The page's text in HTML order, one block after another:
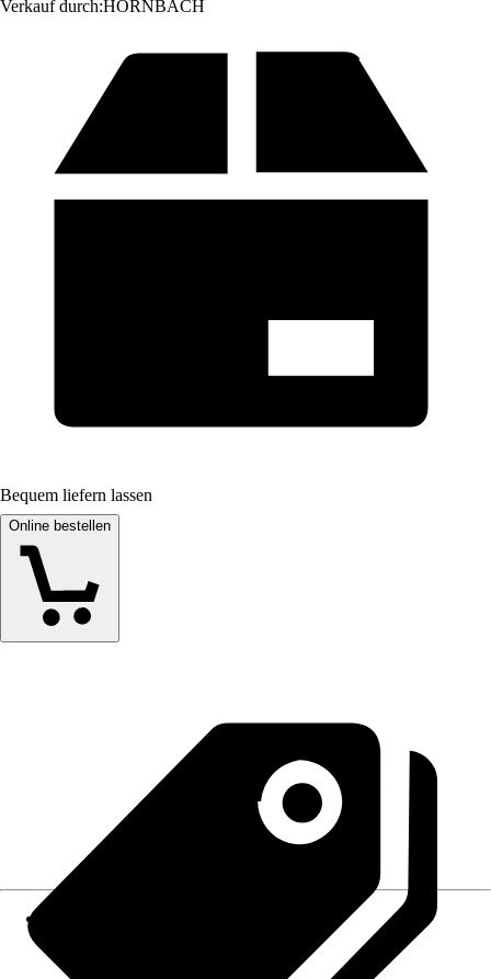
Verkauf durch:HORNBACH
Bequem liefern lassen
Online bestellen